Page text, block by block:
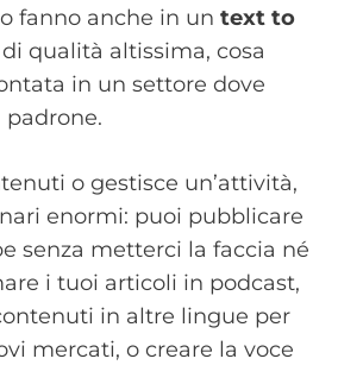
fanno anche in un text to
di qualità altissima, cosa
in un settore dove
padrone.
o gestisce un’attività,
enormi: puoi pubblicare
senza metterci la faccia né
i tuoi articoli in podcast,
in altre lingue per
mercati, o creare la voce